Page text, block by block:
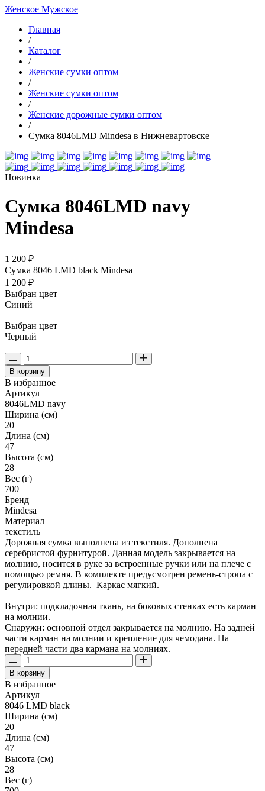
Женское Мужское
Главная
/
Каталог
/
Женские сумки оптом
/
Женские сумки оптом
/
Женские дорожные сумки оптом
/
Сумка 8046LMD Mindesa в Нижневартовске
Новинка
Сумка 8046LMD navy
Mindesa
1 200 ₽
Сумка 8046 LMD black Mindesa
1 200 ₽
Выбран цвет
Синий
Выбран цвет
Черный
В корзину
В избранное
Артикул
8046LMD navy
Ширина (см)
20
Длина (см)
47
Высота (см)
28
Вес (г)
700
Бренд
Mindesa
Материал
текстиль
Дорожная сумка выполнена из текстиля. Дополнена
серебристой фурнитурой. Данная модель закрывается на
молнию, носится в руке за встроенные ручки или на плече с
помощью ремня. В комплекте предусмотрен ремень-стропа с
регулировкой длины. Каркас мягкий.
Внутри: подкладочная ткань, на боковых стенках есть карман
на молнии.
Снаружи: основной отдел закрывается на молнию. На задней
части карман на молнии и крепление для чемодана. На
передней части два кармана на молниях.
В корзину
В избранное
Артикул
8046 LMD black
Ширина (см)
20
Длина (см)
47
Высота (см)
28
Вес (г)